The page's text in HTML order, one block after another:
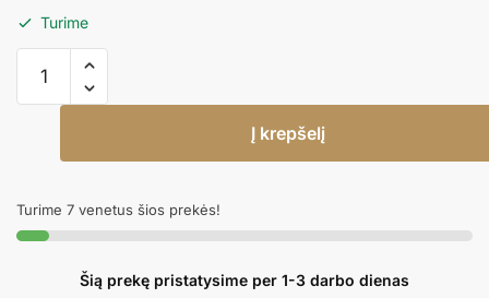
Turime
kiekis:
Kepurėlės
Į krepšelį
Turime 7 venetus šios prekės!
Šią prekę pristatysime per 1-3 darbo dienas